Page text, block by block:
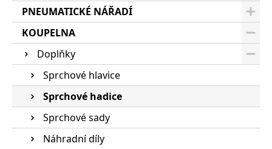
PNEUMATICKÉ NÁŘADÍ
KOUPELNA
Doplňky
Sprchové hlavice
Sprchové hadice
Sprchové sady
Náhradní díly